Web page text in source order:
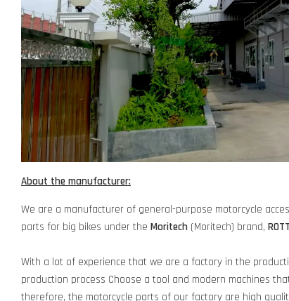
About the manufacturer:
We are a manufacturer of general-purpose motorcycle
parts for big bikes under the Moritech (Moritech) brand,
With a lot of experience that we are a factory in the
production process Choose a tool and modern machines
therefore, the motorcycle parts of our factory are high